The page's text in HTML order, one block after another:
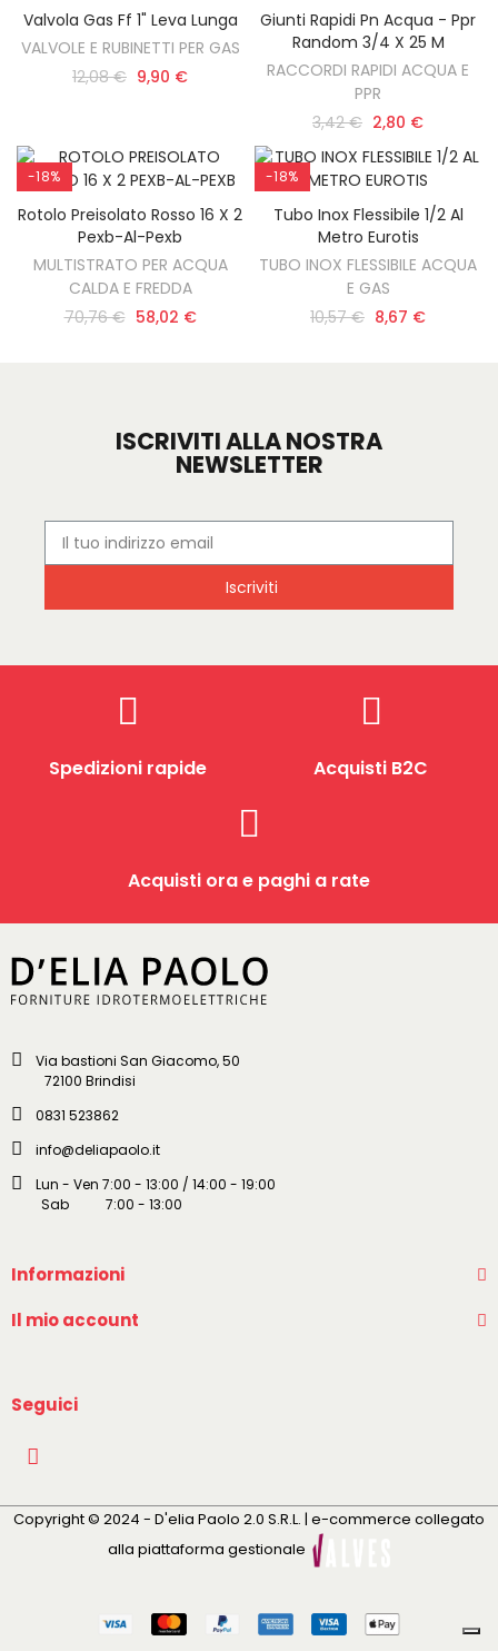
AGGIUNGI AL CARRELLO
Valvola Gas Ff 1" Leva Lunga
VALVOLE E RUBINETTI PER GAS
12,08 € 9,90 €
AGGIUNGI AL CARRELLO
Giunti Rapidi Pn Acqua - Ppr
Random 3/4 X 25 M
RACCORDI RAPIDI ACQUA E
PPR
3,42 € 2,80 €
-18%
AGGIUNGI AL CARRELLO
Rotolo Preisolato Rosso 16 X 2
Pexb-Al-Pexb
MULTISTRATO PER ACQUA
CALDA E FREDDA
70,76 € 58,02 €
-18%
AGGIUNGI AL CARRELLO
Tubo Inox Flessibile 1/2 Al
Metro Eurotis
TUBO INOX FLESSIBILE ACQUA
E GAS
10,57 € 8,67 €
ISCRIVITI ALLA NOSTRA
NEWSLETTER
Iscriviti
Spedizioni rapide Acquisti B2C
Acquisti ora e paghi a rate
Via bastioni San Giacomo, 50
72100 Brindisi
0831 523862
info@deliapaolo.it
Lun - Ven 7:00 - 13:00 / 14:00 - 19:00
Sab 7:00 - 13:00
Informazioni
Il mio account
Seguici
Copyright © 2024 - D'elia Paolo 2.0 S.R.L. | e-commerce collegato
alla piattaforma gestionale